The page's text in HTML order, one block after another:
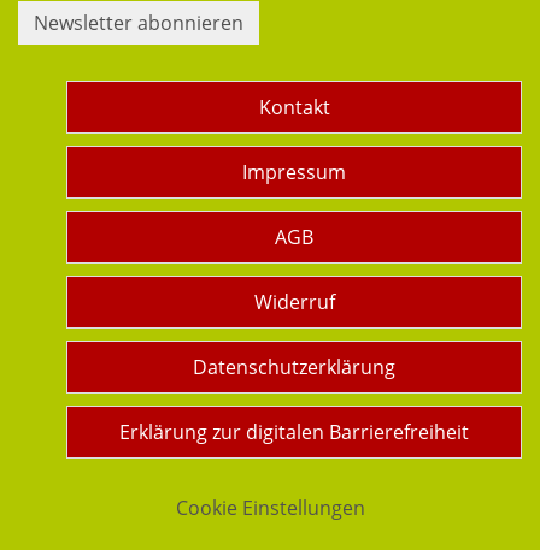
Newsletter abonnieren
Kontakt
Impressum
AGB
Widerruf
Datenschutzerklärung
Erklärung zur digitalen Barrierefreiheit
Cookie Einstellungen